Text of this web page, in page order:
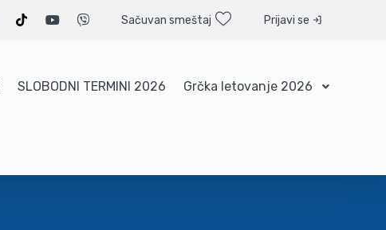
Sačuvan smeštaj Prijavi se
SLOBODNI TERMINI 2026 Grčka letovanje 2026